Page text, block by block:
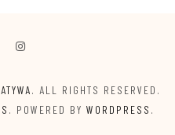
. ALL RIGHTS RESERVED.
. POWERED BY WORDPRESS .